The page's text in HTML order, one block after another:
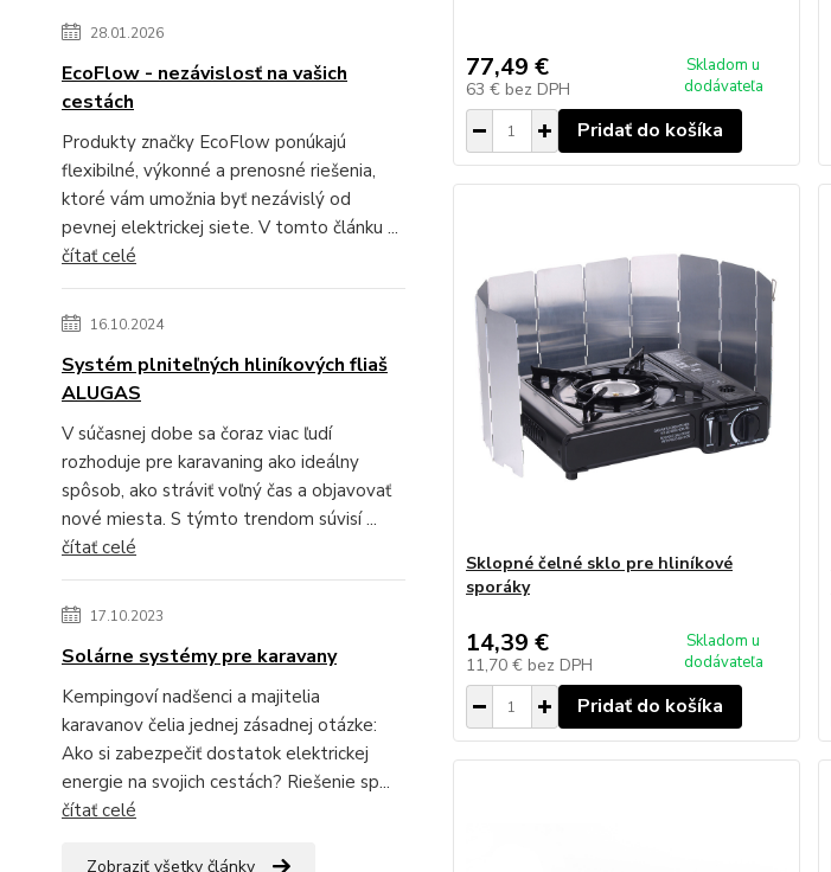
28.01.2026
EcoFlow - nezávislosť na vašich
cestách
Produkty značky EcoFlow ponúkajú
flexibilné, výkonné a prenosné riešenia,
ktoré vám umožnia byť nezávislý od
pevnej elektrickej siete. V tomto článku ...
čítať celé
16.10.2024
Systém plniteľných hliníkových fliaš
ALUGAS
V súčasnej dobe sa čoraz viac ľudí
rozhoduje pre karavaning ako ideálny
spôsob, ako stráviť voľný čas a objavovať
nové miesta. S týmto trendom súvisí ...
čítať celé
17.10.2023
Solárne systémy pre karavany
Kempingoví nadšenci a majitelia
karavanov čelia jednej zásadnej otázke:
Ako si zabezpečiť dostatok elektrickej
energie na svojich cestách? Riešenie sp...
čítať celé
Zobraziť všetky články
77,49 €
63 € bez DPH
Skladom u
dodávateľa
Pridať do košíka
Sklopné čelné sklo pre hliníkové
sporáky
14,39 €
11,70 € bez DPH
Skladom u
dodávateľa
Pridať do košíka